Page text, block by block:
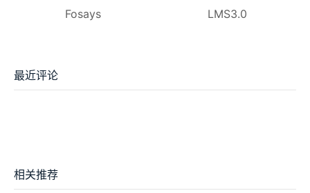
Fosays LMS3.0
最近评论
相关推荐